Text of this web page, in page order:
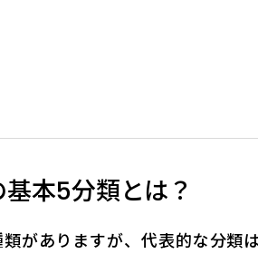
本5分類とは？
がありますが、代表的な分類